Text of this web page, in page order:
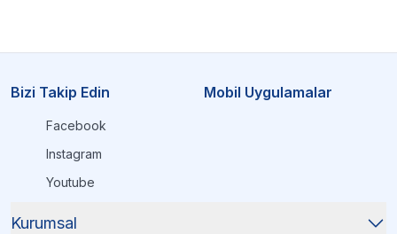
Bizi Takip Edin
Facebook
Instagram
Youtube
Mobil Uygulamalar
Kurumsal